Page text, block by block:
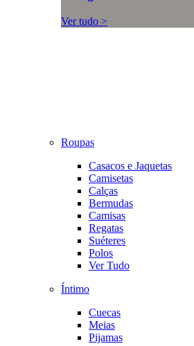
Ver tudo >
Roupas
Casacos e Jaquetas
Camisetas
Calças
Bermudas
Camisas
Regatas
Suéteres
Polos
Ver Tudo
Íntimo
Cuecas
Meias
Pijamas